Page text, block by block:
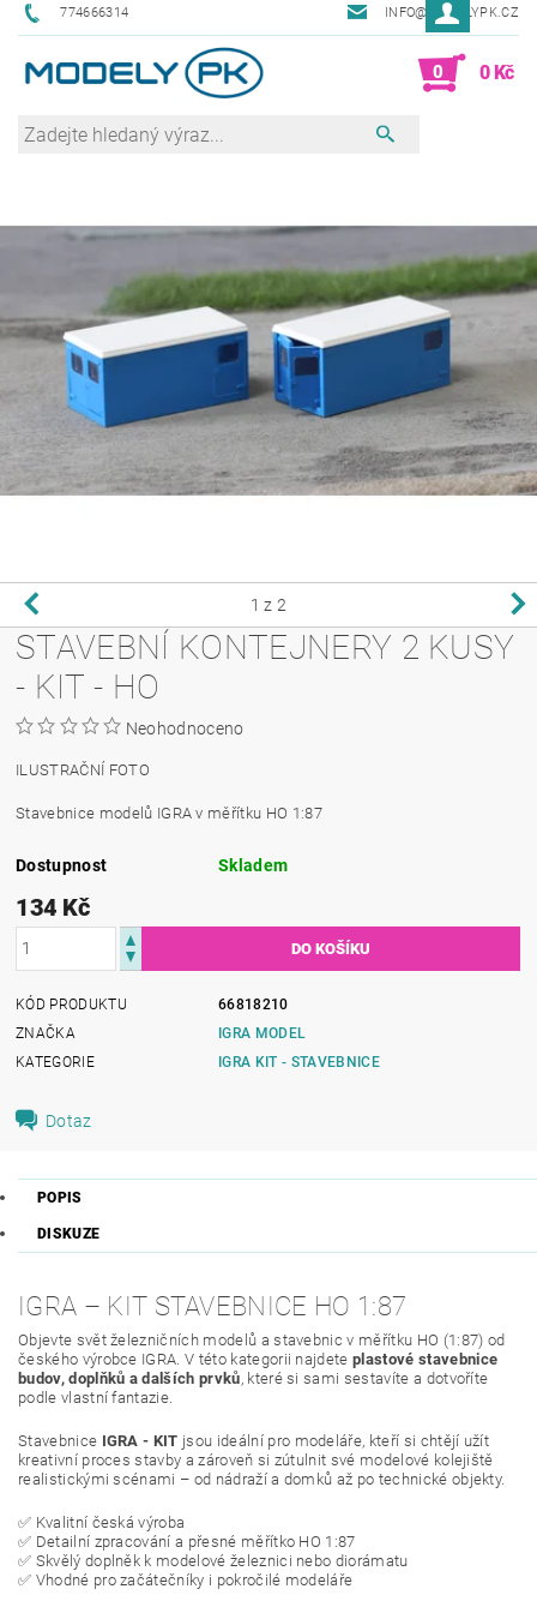
774666314 INFO@MODELYPK.CZ
0 0 Kč
1 z 2
STAVEBNÍ KONTEJNERY 2 KUSY
- KIT - HO
Neohodnoceno
ILUSTRAČNÍ FOTO
Stavebnice modelů IGRA v měřítku HO 1:87
Dostupnost Skladem
134 Kč
KÓD PRODUKTU
66818210
ZNAČKA
IGRA MODEL
KATEGORIE
IGRA KIT - STAVEBNICE
Dotaz
POPIS
DISKUZE
IGRA – KIT STAVEBNICE HO 1:87
Objevte svět železničních modelů a stavebnic v měřítku HO (1:87) od
českého výrobce IGRA. V této kategorii najdete plastové stavebnice
budov, doplňků a dalších prvků, které si sami sestavíte a dotvoříte
podle vlastní fantazie.
Stavebnice IGRA - KIT jsou ideální pro modeláře, kteří si chtějí užít
kreativní proces stavby a zároveň si zútulnit své modelové kolejiště
realistickými scénami – od nádraží a domků až po technické objekty.
✅ Kvalitní česká výroba
✅ Detailní zpracování a přesné měřítko HO 1:87
✅ Skvělý doplněk k modelové železnici nebo diorámatu
✅ Vhodné pro začátečníky i pokročilé modeláře